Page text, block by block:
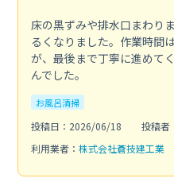
床の黒ずみや排水口まわり
るくなりました。作業時間
が、最後まで丁寧に進めて
んでした。
お風呂清掃
投稿日：2026/06/18
投稿者
利用業者： 株式会社蒼技建工業